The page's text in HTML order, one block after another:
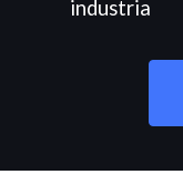
industria